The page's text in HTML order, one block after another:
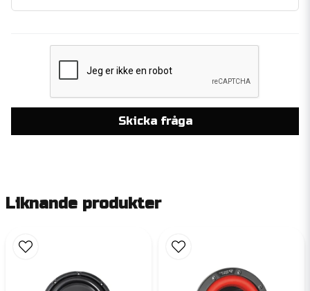
Skicka fråga
Liknande produkter